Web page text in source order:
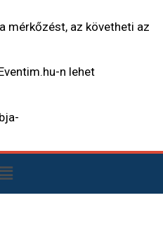
mérkőzést, az követheti az
n lehet